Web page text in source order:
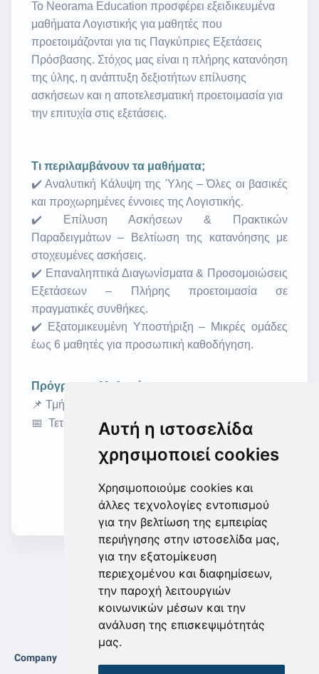
Αυτή η ιστοσελίδα
χρησιμοποιεί cookies
Χρησιμοποιούμε cookies και
άλλες τεχνολογίες εντοπισμού
για την βελτίωση της εμπειρίας
περιήγησης στην ιστοσελίδα μας,
για την εξατομίκευση
περιεχομένου και διαφημίσεων,
την παροχή λειτουργιών
κοινωνικών μέσων και την
ανάλυση της επισκεψιμότητάς
μας.
Το Neorama Education προσφέρει εξειδικευμένα
μαθήματα Λογιστικής για μαθητές που
προετοιμάζονται για τις Παγκύπριες Εξετάσεις
Πρόσβασης. Στόχος μας είναι η πλήρης κατανόηση
της ύλης, η ανάπτυξη δεξιοτήτων επίλυσης
ασκήσεων και η αποτελεσματική προετοιμασία για
την επιτυχία στις εξετάσεις.
Τι περιλαμβάνουν τα μαθήματα;
✔️ Αναλυτική Κάλυψη της Ύλης – Όλες οι βασικές
και προχωρημένες έννοιες της Λογιστικής.
✔️ Επίλυση Ασκήσεων & Πρακτικών
Παραδειγμάτων – Βελτίωση της κατανόησης με
στοχευμένες ασκήσεις.
✔️ Επαναληπτικά Διαγωνίσματα & Προσομοιώσεις
Εξετάσεων – Πλήρης προετοιμασία σε
πραγματικές συνθήκες.
✔️ Εξατομικευμένη Υποστήριξη – Μικρές ομάδες
έως 6 μαθητές για προσωπική καθοδήγηση.
Πρόγραμμα Μαθημάτων
📌 Τμήμα Παγκύπριων Εξετάσεων - Λογιστική
📅 Τετάρτη ⏰ 15:00 - 17:15
Εκδήλωση Ενδιαφέροντος
Company